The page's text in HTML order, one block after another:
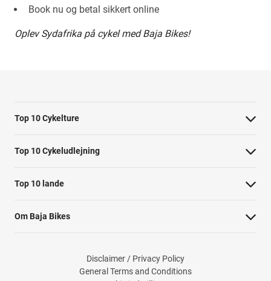
Book nu og betal sikkert online
Oplev Sydafrika på cykel med Baja Bikes!
Top 10 Cykelture
Cykeltur i Barcelona: højdepunkterne
Cykeltur i Berlin: højdepunkterne
Tur til Paris: højdepunkter
Rom højdepunkter cykeltur
Cykeltur til Amsterdams højdepunkter
Cykeltur til Kobenhavn højdepunkter
Top 10 Cykeludlejning
Barcelona Cykeludlejning
Berlin Cykeludlejning
Paris Cykeludlejning
Valencia Cykeludlejning
Top 10 lande
Cykelture i Holland
Cykelture i Portugal
Om Baja Bikes
Disclaimer / Privacy Policy
General Terms and Conditions